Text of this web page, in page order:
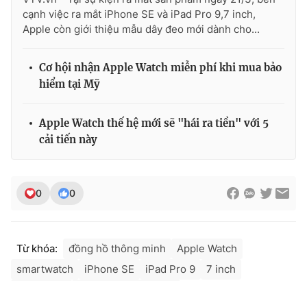
Ðiện thoại Thời báo VTV:
024.66 897 897
Email:toasoan@vtv.vn
thuận bằng văn bản. Ghi rõ nguồn VTV.vn khi phát hành lại
thông tin từ website này.
cạnh việc ra mắt iPhone SE và iPad Pro 9,7 inch,
Apple còn giới thiệu mẫu dây đeo mới dành cho...
Cơ hội nhận Apple Watch miễn phí khi mua bảo
hiểm tại Mỹ
Apple Watch thế hệ mới sẽ "hái ra tiền" với 5
cải tiến này
0 0
Từ khóa: đồng hồ thông minh
Apple Watch
smartwatch
iPhone SE iPad Pro 9
7 inch